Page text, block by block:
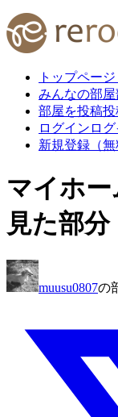
トップページ
みんなの部屋
部屋を投稿投
ログイン ロ
新規登録（無
マイホ
見た部分
muusu0807の